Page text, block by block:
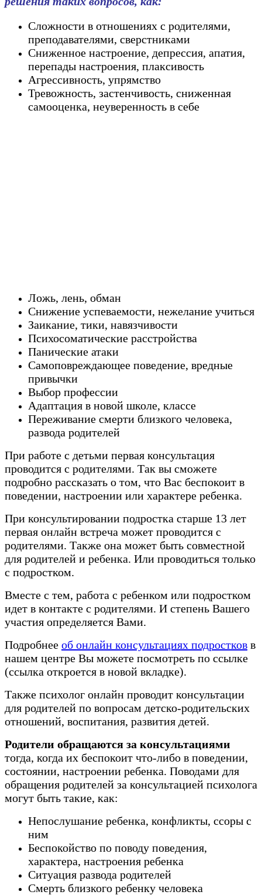
Сложности в отношениях с родителями,
преподавателями, сверстниками
Сниженное настроение, депрессия, апатия,
перепады настроения, плаксивость
Агрессивность, упрямство
Тревожность, застенчивость, сниженная
самооценка, неуверенность в себе
Ложь, лень, обман
Снижение успеваемости, нежелание учиться
Заикание, тики, навязчивости
Психосоматические расстройства
Панические атаки
Самоповреждающее поведение, вредные
привычки
Выбор профессии
Адаптация в новой школе, классе
Переживание смерти близкого человека,
развода родителей
При работе с детьми первая консультация
проводится с родителями. Так вы сможете
подробно рассказать о том, что Вас беспокоит в
поведении, настроении или характере ребенка.
При консультировании подростка старше 13 лет
первая онлайн встреча может проводится с
родителями. Также она может быть совместной
для родителей и ребенка. Или проводиться только
с подростком.
Вместе с тем, работа с ребенком или подростком
идет в контакте с родителями. И степень Вашего
участия определяется Вами.
Подробнее об онлайн консультациях подростков в
нашем центре Вы можете посмотреть по ссылке
(ссылка откроется в новой вкладке).
Также психолог онлайн проводит консультации
для родителей по вопросам детско-родительских
отношений, воспитания, развития детей.
Родители обращаются за консультациями
тогда, когда их беспокоит что-либо в поведении,
состоянии, настроении ребенка. Поводами для
обращения родителей за консультацией психолога
могут быть такие, как:
Непослушание ребенка, конфликты, ссоры с
ним
Беспокойство по поводу поведения,
характера, настроения ребенка
Ситуация развода родителей
Смерть близкого ребенку человека